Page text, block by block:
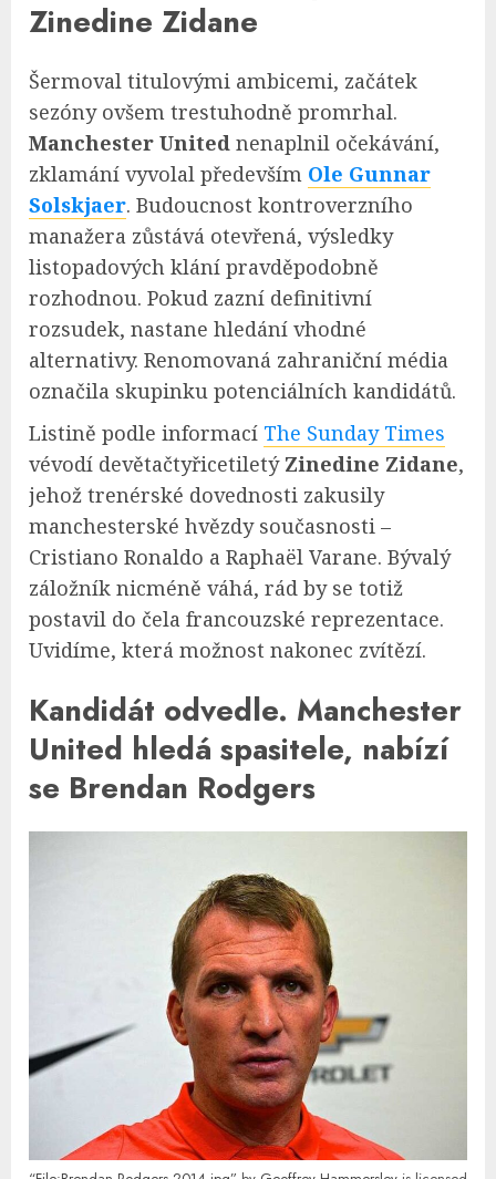
Zinedine Zidane
Šermoval titulovými ambicemi, začátek
sezóny ovšem trestuhodně promrhal.
Manchester United nenaplnil očekávání,
zklamání vyvolal především Ole Gunnar
Solskjaer. Budoucnost kontroverzního
manažera zůstává otevřená, výsledky
listopadových klání pravděpodobně
rozhodnou. Pokud zazní definitivní
rozsudek, nastane hledání vhodné
alternativy. Renomovaná zahraniční média
označila skupinku potenciálních kandidátů.
Listině podle informací The Sunday Times
vévodí devětačtyřicetiletý Zinedine Zidane,
jehož trenérské dovednosti zakusily
manchesterské hvězdy současnosti –
Cristiano Ronaldo a Raphaël Varane. Bývalý
záložník nicméně váhá, rád by se totiž
postavil do čela francouzské reprezentace.
Uvidíme, která možnost nakonec zvítězí.
Kandidát odvedle. Manchester
United hledá spasitele, nabízí
se Brendan Rodgers